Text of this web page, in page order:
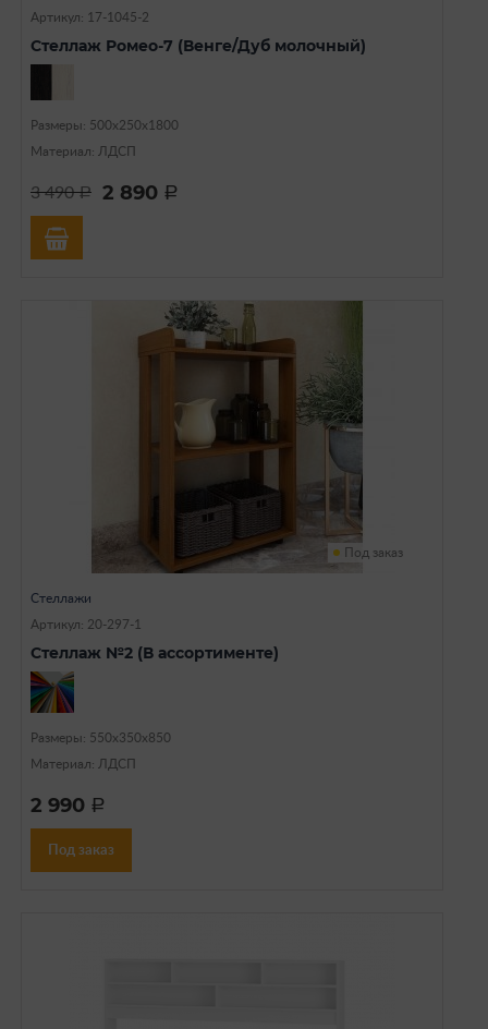
Артикул: 17-1045-2
Стеллаж Ромео-7 (Венге/Дуб молочный)
Размеры: 500х250х1800
Материал: ЛДСП
3 490a 2 890 a
Под заказ
Стеллажи
Артикул: 20-297-1
Стеллаж №2 (В ассортименте)
Размеры: 550x350x850
Материал: ЛДСП
2 990 a
Под заказ